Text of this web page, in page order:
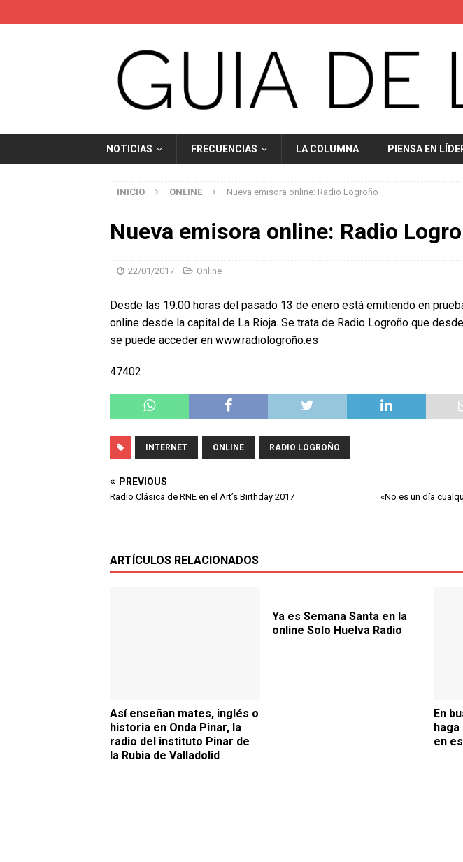
NOTICIAS FRECUENCIAS LA COLUMNA PIENSA EN
INICIO ONLINE Nueva emisora online: Radio Logroño
Nueva emisora online: Radio
22/01/2017 Online
Desde las 19.00 horas del pasado 13 de enero está emitiendo en
online desde la capital de La Rioja. Se trata de Radio Logroño que
se puede acceder en www.radiologroño.es
47402
INTERNET ONLINE RADIO LOGROÑO
PREVIOUS
Radio Clásica de RNE en el Art’s Birthday 2017
«No es un día
ARTÍCULOS RELACIONADOS
Así enseñan mates, inglés o
historia en Onda Pinar, la
radio del instituto Pinar de
la Rubia de Valladolid
Ya es Semana Santa en la
online Solo Huelva Radio
En
en